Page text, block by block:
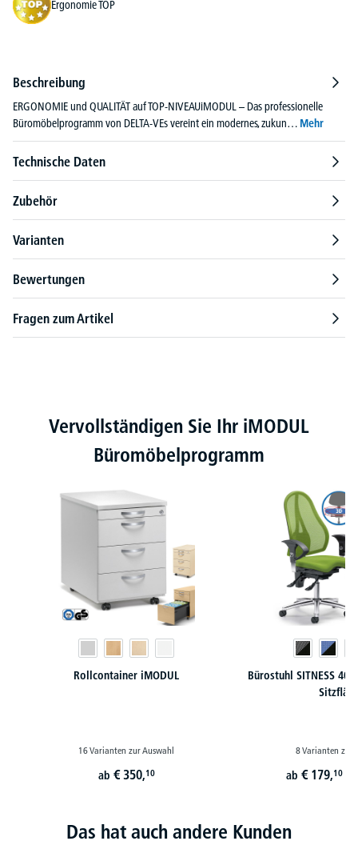
Ergonomie TOP
Beschreibung
ERGONOMIE und QUALITÄT auf TOP-NIVEAUiMODUL – Das professionelle
Büromöbelprogramm von DELTA-VEs vereint ein modernes, zukun… Mehr
Technische Daten
Zubehör
Varianten
Bewertungen
Fragen zum Artikel
Produktgalerie überspringen
Vervollständigen Sie Ihr iMODUL
Büromöbelprogramm
Rollcontainer iMODUL
16 Varianten zur Auswahl
ab € 350,10
Bürostuhl SITNESS 40
8 Varianten zur
ab € 179,10
Das hat auch andere Kunden